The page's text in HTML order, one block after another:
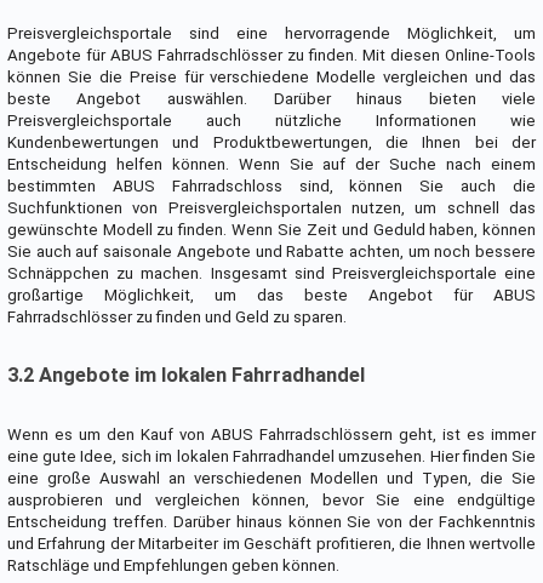
Preisvergleichsportale sind eine hervorragende Möglichkeit, um
Angebote für ABUS Fahrradschlösser zu finden. Mit diesen Online-Tools
können Sie die Preise für verschiedene Modelle vergleichen und das
beste Angebot auswählen. Darüber hinaus bieten viele
Preisvergleichsportale auch nützliche Informationen wie
Kundenbewertungen und Produktbewertungen, die Ihnen bei der
Entscheidung helfen können. Wenn Sie auf der Suche nach einem
bestimmten ABUS Fahrradschloss sind, können Sie auch die
Suchfunktionen von Preisvergleichsportalen nutzen, um schnell das
gewünschte Modell zu finden. Wenn Sie Zeit und Geduld haben, können
Sie auch auf saisonale Angebote und Rabatte achten, um noch bessere
Schnäppchen zu machen. Insgesamt sind Preisvergleichsportale eine
großartige Möglichkeit, um das beste Angebot für ABUS
Fahrradschlösser zu finden und Geld zu sparen.
3.2 Angebote im lokalen Fahrradhandel
Wenn es um den Kauf von ABUS Fahrradschlössern geht, ist es immer
eine gute Idee, sich im lokalen Fahrradhandel umzusehen. Hier finden Sie
eine große Auswahl an verschiedenen Modellen und Typen, die Sie
ausprobieren und vergleichen können, bevor Sie eine endgültige
Entscheidung treffen. Darüber hinaus können Sie von der Fachkenntnis
und Erfahrung der Mitarbeiter im Geschäft profitieren, die Ihnen wertvolle
Ratschläge und Empfehlungen geben können.